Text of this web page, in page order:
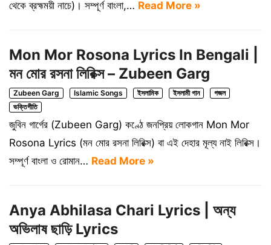
থেকে ব্রহ্মময়ী নাচে)। সম্পূর্ণ বাংলা,… Read More »
Mon Mor Rosona Lyrics In Bengali |
মন মোর রসনা লিরিক্স – Zubeen Garg
Zubeen Garg Islamic Songs ইসলামিক ইসলামী গান
গজল
ভক্তিগীতি
জুবিন গার্গের (Zubeen Garg) কণ্ঠে জনপ্রিয় লোকগান Mon Mor
Rosona Lyrics (মন মোর রসনা লিরিক্স) বা এই দেহার মূল্য নাই লিরিক্স।
সম্পূর্ণ বাংলা ও রোমান… Read More »
Anya Abhilasa Chari Lyrics | অন্য
অভিলাষ ছাড়ি Lyrics